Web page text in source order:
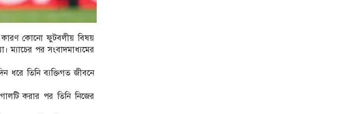
কারণ কোনো ফুটবলীয় বিষয়
ম্যাচের পর সংবাদমাধ্যমের
ধরে তিনি ব্যক্তিগত জীবনে
করার পর তিনি নিজের